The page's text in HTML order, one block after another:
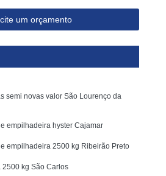
um orçamento
semi novas valor São Lourenço da
empilhadeira hyster Cajamar
empilhadeira 2500 kg Ribeirão Preto
kg São Carlos